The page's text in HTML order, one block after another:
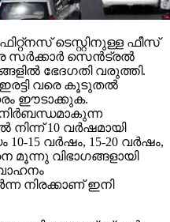
ടെസ്റ്റിനുള്ള ഫീസ്
സര്‍ക്കാര്‍ സെന്‍ട്രല്‍
ഭേദഗതി വരുത്തി.
ഇരട്ടി വരെ കൂടുതല്‍
ഈടാക്കുക.
നിര്‍ബന്ധമാകുന്ന
നിന്ന് 10 വര്‍ഷമായി
15 വര്‍ഷം, 15-20 വര്‍ഷം,
മൂന്നു വിഭാഗങ്ങളായി
വാഹനം
നിരക്കാണ് ഇനി